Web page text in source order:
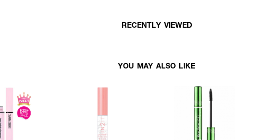
RECENTLY VIEWED
YOU MAY ALSO LIKE